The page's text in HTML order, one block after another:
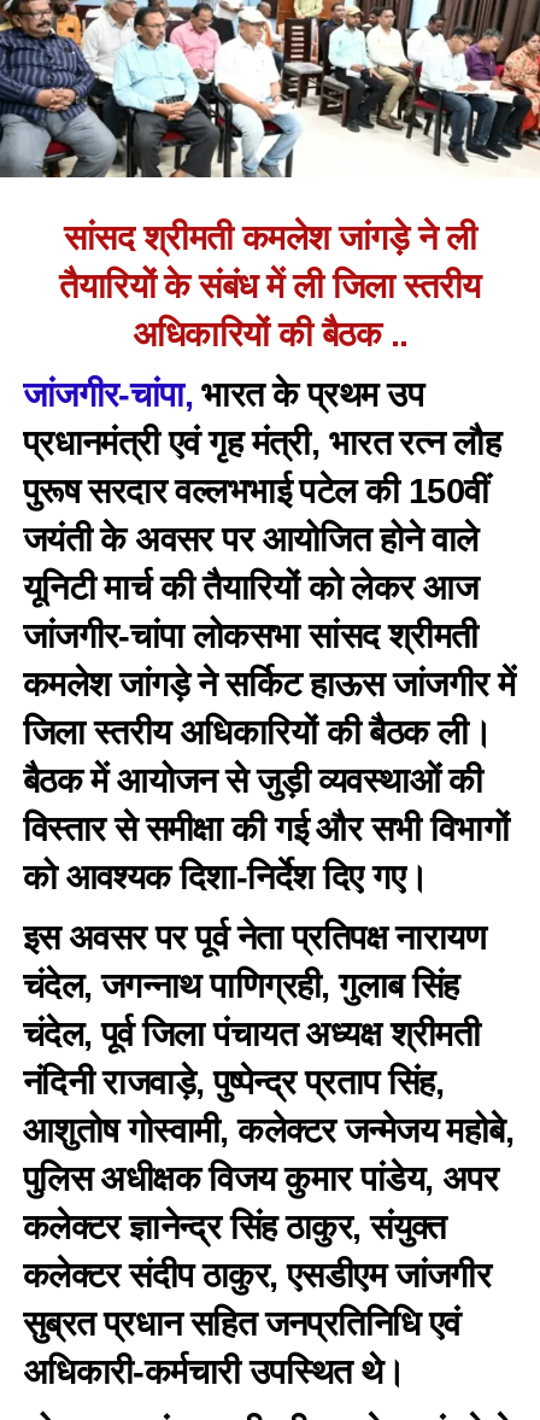
सांसद श्रीमती कमलेश जांगड़े ने ली
तैयारियों के संबंध में ली जिला स्तरीय
अधिकारियों की बैठक ..
जांजगीर-चांपा, भारत के प्रथम उप
प्रधानमंत्री एवं गृह मंत्री, भारत रत्न लौह
पुरूष सरदार वल्लभभाई पटेल की 150वीं
जयंती के अवसर पर आयोजित होने वाले
यूनिटी मार्च की तैयारियों को लेकर आज
जांजगीर-चांपा लोकसभा सांसद श्रीमती
कमलेश जांगड़े ने सर्किट हाऊस जांजगीर में
जिला स्तरीय अधिकारियों की बैठक ली।
बैठक में आयोजन से जुड़ी व्यवस्थाओं की
विस्तार से समीक्षा की गई और सभी विभागों
को आवश्यक दिशा-निर्देश दिए गए।
इस अवसर पर पूर्व नेता प्रतिपक्ष नारायण
चंदेल, जगन्नाथ पाणिग्रही, गुलाब सिंह
चंदेल, पूर्व जिला पंचायत अध्यक्ष श्रीमती
नंदिनी राजवाड़े, पुष्पेन्द्र प्रताप सिंह,
आशुतोष गोस्वामी, कलेक्टर जन्मेजय महोबे,
पुलिस अधीक्षक विजय कुमार पांडेय, अपर
कलेक्टर ज्ञानेन्द्र सिंह ठाकुर, संयुक्त
कलेक्टर संदीप ठाकुर, एसडीएम जांजगीर
सुब्रत प्रधान सहित जनप्रतिनिधि एवं
अधिकारी-कर्मचारी उपस्थित थे।